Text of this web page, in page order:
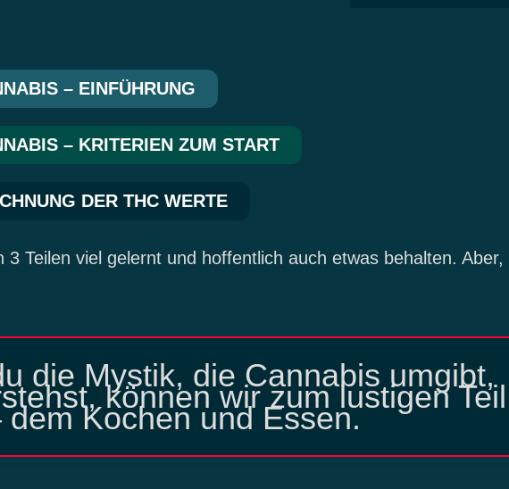
– EINFÜHRUNG
– KRITERIEN ZUM START
DER THC WERTE
Teilen viel gelernt und hoffentlich auch etwas behalten. Aber,
die Mystik, die Cannabis umgibt,
können wir zum lustigen Teil
dem Kochen und Essen.